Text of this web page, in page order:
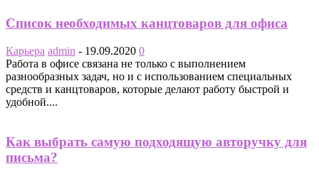
Список необходимых канцтоваров для офиса
Карьера admin - 19.09.2020 0
Работа в офисе связана не только с выполнением
разнообразных задач, но и с использованием специальных
средств и канцтоваров, которые делают работу быстрой и
удобной....
Как выбрать самую подходящую авторучку для
письма?